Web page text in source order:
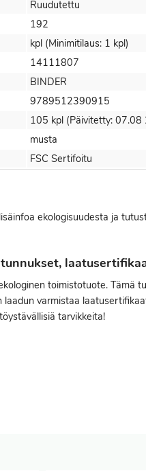
Ruudutettu
192
kpl (Minimitilaus: 1 kpl)
14111807
BINDER
9789512390915
105 kpl (Päivitetty: 07.08
musta
FSC Sertifoitu
ekologisuudesta ja
toimistotuote. Tämä
varmistaa
tarvikkeita!